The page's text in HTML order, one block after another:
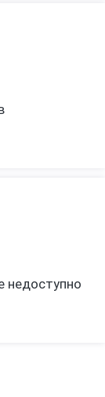
недоступно